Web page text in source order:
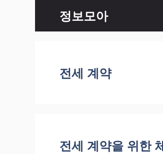
content
정보모아
전세 계약
전세 계약을 위한